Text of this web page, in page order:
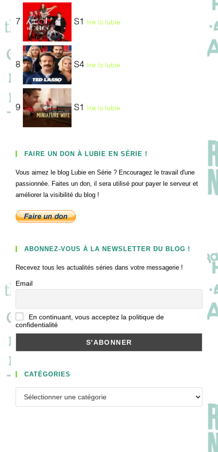
7 S1 lire la lubie
8 S4 lire la lubie
9 S1 lire la lubie
FAIRE UN DON À LUBIE EN SÉRIE !
Vous aimez le blog Lubie en Série ? Encouragez le travail d'une
passionnée. Faites un don, il sera utilisé pour payer le serveur et
améliorer la visibilité du blog !
ABONNEZ-VOUS À LA NEWSLETTER DU BLOG !
Recevez tous les actualités séries dans votre messagerie !
Email
En continuant, vous acceptez la politique de
confidentialité
CATÉGORIES